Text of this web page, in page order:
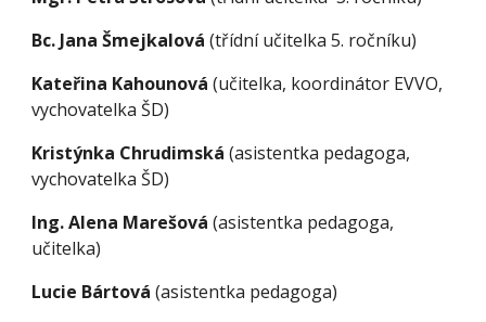
Bc. Jana Šmejkalová (třídní učitelka 5. ročníku)
Kateřina Kahounová(učitelka, koordinátor EVVO,
vychovatelka ŠD)
Kristýnka Chrudimská (asistentka pedagoga,
vychovatelka ŠD)
Ing. Alena Marešová (asistentka pedagoga,
učitelka)
Lucie Bártová (asistentka pedagoga)